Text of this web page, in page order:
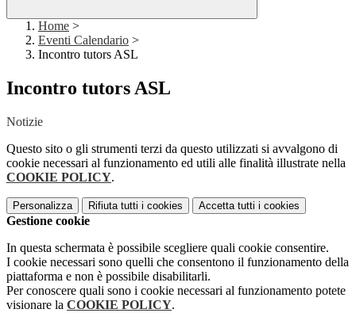
Home >
Eventi Calendario >
Incontro tutors ASL
Incontro tutors ASL
Notizie
Questo sito o gli strumenti terzi da questo utilizzati si avvalgono di
cookie necessari al funzionamento ed utili alle finalità illustrate nella
COOKIE POLICY.
Personalizza Rifiuta tutti i cookies Accetta tutti i cookies
Gestione cookie
In questa schermata è possibile scegliere quali cookie consentire.
I cookie necessari sono quelli che consentono il funzionamento della
piattaforma e non è possibile disabilitarli.
Per conoscere quali sono i cookie necessari al funzionamento potete
visionare la COOKIE POLICY.